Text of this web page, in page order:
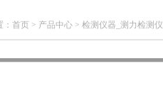
首页 > 产品中心 > 检测仪器_测力检测